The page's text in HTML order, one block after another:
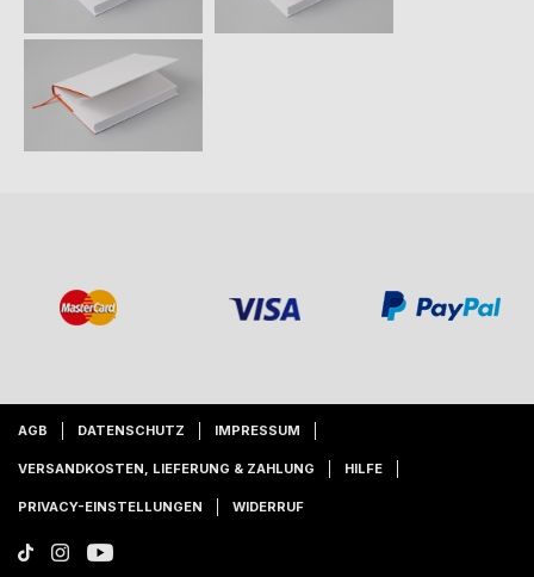
AGB DATENSCHUTZ IMPRESSUM
VERSANDKOSTEN, LIEFERUNG & ZAHLUNG HILFE
PRIVACY-EINSTELLUNGEN WIDERRUF